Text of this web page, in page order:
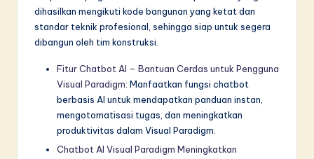
dihasilkan mengikuti kode bangunan yang ketat dan
standar teknik profesional, sehingga siap untuk segera
dibangun oleh tim konstruksi.
Fitur Chatbot AI – Bantuan Cerdas untuk Pengguna
Visual Paradigm: Manfaatkan fungsi chatbot
berbasis AI untuk mendapatkan panduan instan,
mengotomatisasi tugas, dan meningkatkan
produktivitas dalam Visual Paradigm.
Chatbot AI Visual Paradigm Meningkatkan